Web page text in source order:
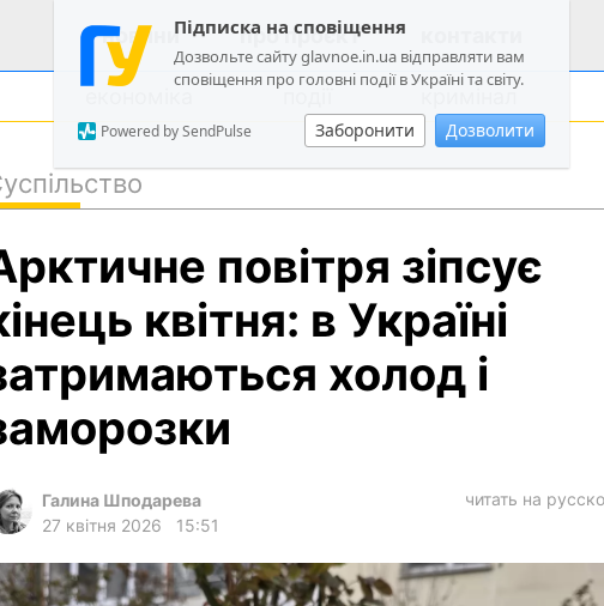
Підписка на сповіщення
Дозвольте сайту glavnoe.in.ua відправляти вам
сповіщення про головні події в Україні та світу.
Заборонити Дозволити
Powered by SendPulse
новини про проєкт
кримінал
політика
суспільство
економіка
події
кримінал
архів
повітря зіпсує
квітня: в Україні
холод і
Галина Шподарева
27 квітня 2026
15:51
читать на